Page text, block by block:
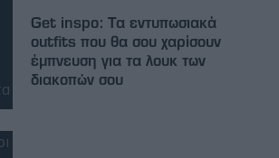
Get inspo: Τα εντυπωσιακά
outfits που θα σου χαρίσουν
έμπνευση για τα λουκ των
διακοπών σου